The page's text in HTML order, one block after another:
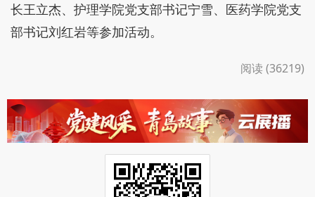
长王立杰、护理学院党支部书记宁雪、医药学院党支
部书记刘红岩等参加活动。
阅读 (36219)